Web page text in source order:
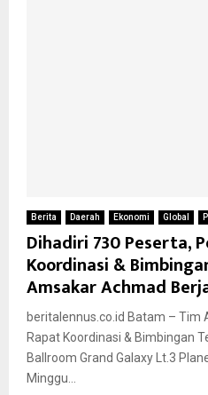
Berita Daerah Ekonomi Global
Dihadiri 730 Peserta,
Koordinasi &
Amsakar Achmad
beritalennus.co.id Batam –
Rapat Koordinasi & Bimbingan
Ballroom Grand Galaxy Lt.3
Minggu...